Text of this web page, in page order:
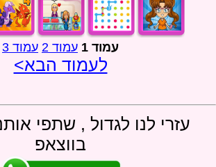
עמוד 1 עמוד 2 עמוד 3
לעמוד הבא>
עזרי לנו לגדול , שתפי
בווצאפ